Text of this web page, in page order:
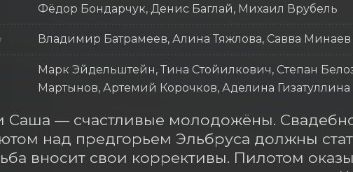
Фёдор Бондарчук, Денис Баглай, Михаил Врубель
Владимир Батрамеев, Алина Тяжлова, Савва Минаев
Марк Эйдельштейн, Тина Стойилкович, Степан
Мартынов, Артемий Корочков, Аделина Гизатуллина
Саша — счастливые молодожёны.
над предгорьем Эльбруса должны
вносит свои коррективы. Пилотом